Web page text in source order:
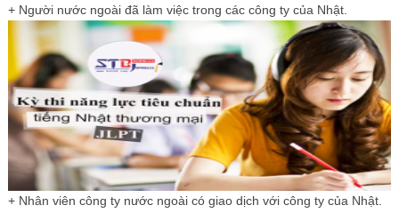
+ Người nước ngoài đã làm việc trong các công ty của Nhật.
+ Nhân viên công ty nước ngoài có giao dịch với công ty của Nhật.